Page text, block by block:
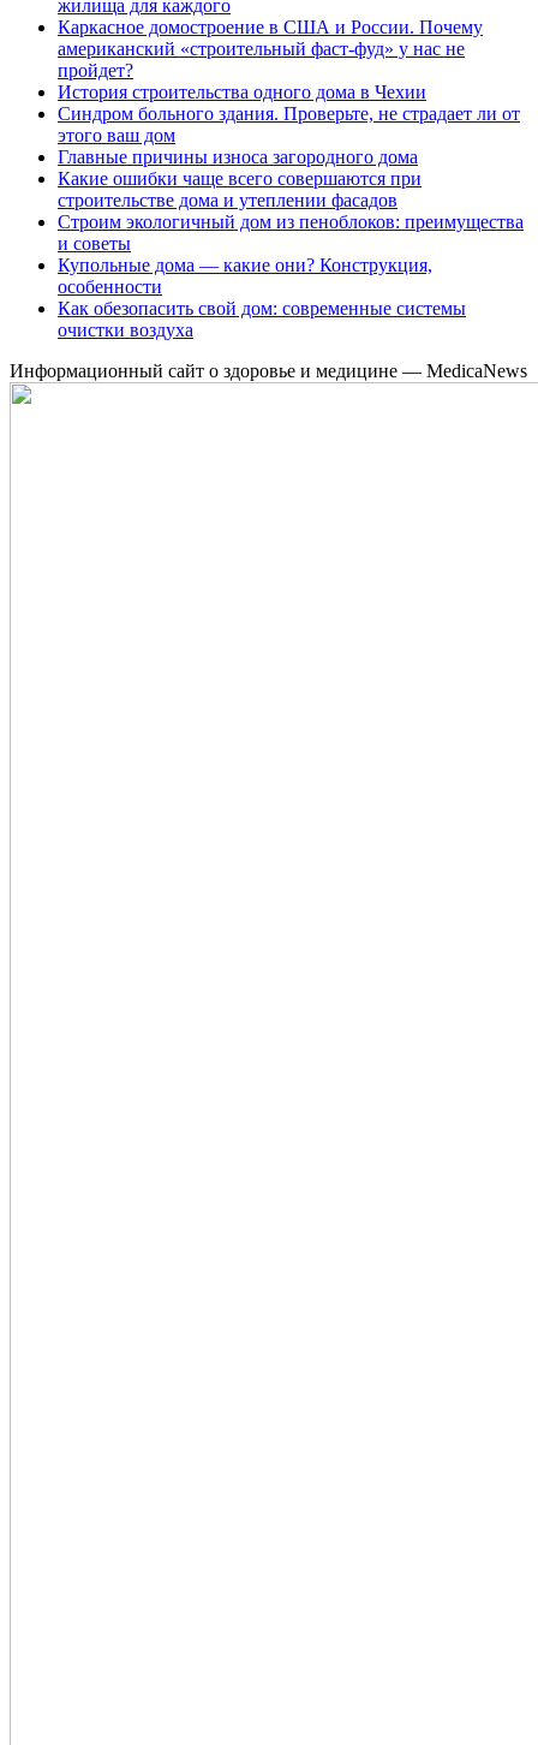
жилища для каждого
Каркасное домостроение в США и России. Почему
американский «строительный фаст-фуд» у нас не
пройдет?
История строительства одного дома в Чехии
Синдром больного здания. Проверьте, не страдает ли от
этого ваш дом
Главные причины износа загородного дома
Какие ошибки чаще всего совершаются при
строительстве дома и утеплении фасадов
Строим экологичный дом из пеноблоков: преимущества
и советы
Купольные дома — какие они? Конструкция,
особенности
Как обезопасить свой дом: современные системы
очистки воздуха
Информационный сайт о здоровье и медицине — MedicaNews